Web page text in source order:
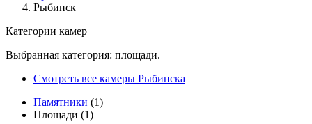
Рыбинск
Категории камер
Выбранная категория: площади.
Смотреть все камеры Рыбинска
Памятники (1)
Площади (1)